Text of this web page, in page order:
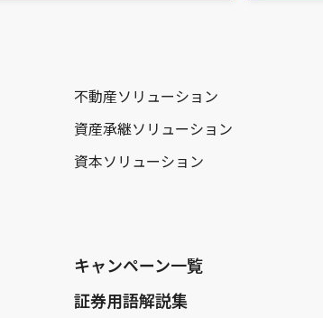
不動産ソリューション
資産承継ソリューション
資本ソリューション
キャンペーン一覧
証券用語解説集